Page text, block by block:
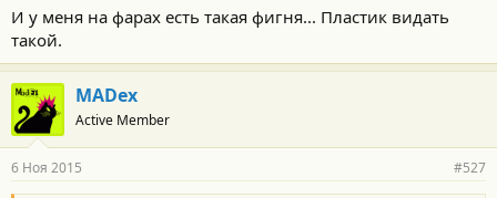
И у меня на фарах есть такая фигня... Пластик видать
такой.
MADex
Active Member
6 Ноя 2015 #527